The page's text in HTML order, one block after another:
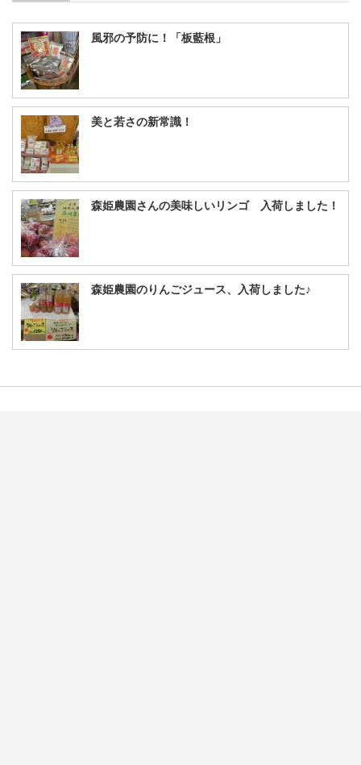
風邪の予防に！「板藍根」
美と若さの新常識！
森姫農園さんの美味しいリンゴ 入荷しました！
森姫農園のりんごジュース、入荷しました♪